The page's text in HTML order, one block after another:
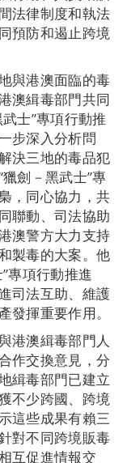
法律制度和執法
預防和遏止跨境
與港澳面臨的毒
澳緝毒部門共同
士”專項行動推
步深入分析問
決三地的毒品犯
劍－黑武士”專
，同心協力，共
聯動、司法協助
澳警方大力支持
製毒的大案。他
專項行動推進
司法互助、維護
發揮重要作用。
港澳緝毒部門人
作交換意見，分
緝毒部門已建立
不少跨國、跨境
這些成果有賴三
對不同跨境販毒
互促進情報交